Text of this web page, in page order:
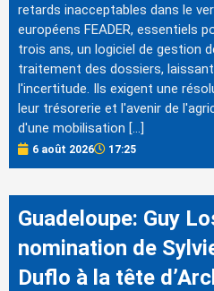
retards inacceptables dans le
européens FEADER, essentiels
trois ans, un logiciel de gestion
traitement des dossiers,
l'incertitude. Ils exigent une
leur trésorerie et l'avenir de
d'une mobilisation […]
6 août 2026 17:25
Guadeloupe: Guy
nomination de
Duflo à la tête